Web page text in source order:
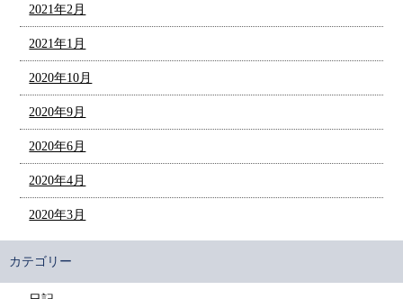
2021年2月
2021年1月
2020年10月
2020年9月
2020年6月
2020年4月
2020年3月
カテゴリー